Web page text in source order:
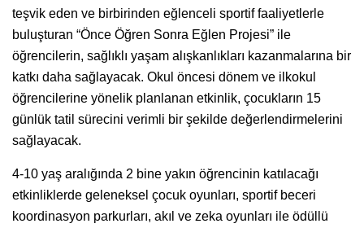
teşvik eden ve birbirinden eğlenceli sportif faaliyetlerle
buluşturan “Önce Öğren Sonra Eğlen Projesi” ile
öğrencilerin, sağlıklı yaşam alışkanlıkları kazanmalarına bir
katkı daha sağlayacak. Okul öncesi dönem ve ilkokul
öğrencilerine yönelik planlanan etkinlik, çocukların 15
günlük tatil sürecini verimli bir şekilde değerlendirmelerini
sağlayacak.
4-10 yaş aralığında 2 bine yakın öğrencinin katılacağı
etkinliklerde geleneksel çocuk oyunları, sportif beceri
koordinasyon parkurları, akıl ve zeka oyunları ile ödüllü